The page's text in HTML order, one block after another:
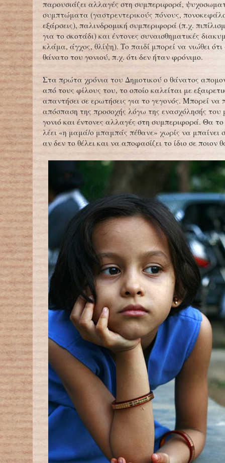
παρουσιάζει αλλαγές στη συμπεριφορά,
συμπτώματα (γαστρεντερικούς πόνους,
εξάρσεις), παλινδρομική συμπεριφορά (π.χ.
για το σκοτάδι) και έντονες συναισθηματικές
κλάμα, άγχος, θλίψη). Το παιδί μπορεί να νιώθει ότι
θάνατο του γονιού, π.χ. ότι δεν ήταν φρόνιμο.
Στα πρώτα χρόνια του Δημοτικού ο θάνατος
από τους φίλους του, το οποίο καλείται με
απαντήσει σε ερωτήσεις για το γεγονός. Μπορεί να
απόσπαση της προσοχής λόγω της ενασχόλησής του
γονιό και έντονες αλλαγές στη συμπεριφορά. Θα το
λέει «η μαμά/ο μπαμπάς πέθανε» χωρίς να μπαίνει
αν δεν το θέλει και να αποφασίζει το ίδιο σε ποιον